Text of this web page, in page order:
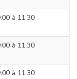
à 11:30
à 11:30
à 11:30